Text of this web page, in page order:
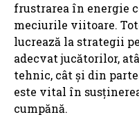
frustrarea în energie
meciurile viitoare.
lucrează la strategii
adecvat jucătorilor,
tehnic, cât și din
este vital în
cumpănă.